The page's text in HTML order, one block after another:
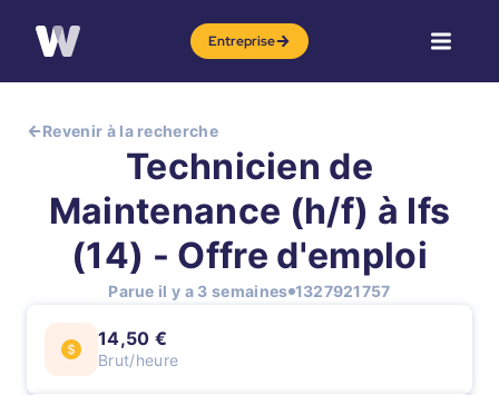
Entreprise
Revenir à la recherche
Technicien de
Maintenance (h/f) à Ifs
(14) - Offre d'emploi
Parue il y a 3 semaines 1327921757
14,50 €
Brut/heure